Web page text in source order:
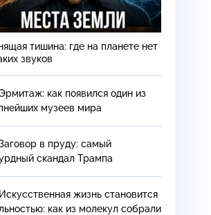
тишина: где на планете нет
звуков
как появился один из
музеев мира
в пруду: самый
скандал Трампа
Искусственная жизнь становится
как из молекул собрали